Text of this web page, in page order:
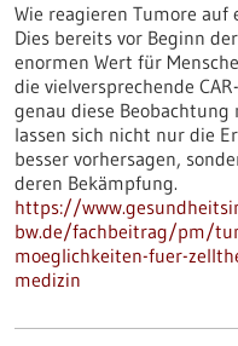
Wie reagieren Tumore
Dies bereits vor Beginn
enormen Wert für
die vielversprechende
genau diese
lassen sich nicht nur die
besser vorhersagen,
deren Bekämpfung.
https://
bw.de/fachbeitrag/pm/
moeglichkeiten-fuer-
medizin